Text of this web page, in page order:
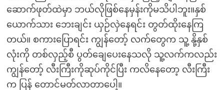
ဆောက်ဖုတ်ထဲမှာ ဘယ်လိုဖြစ်နေမှန်းကိုမသိပါဘူး။နှစ်
ယောက်သား ဘေးချင်း ယှဉ်လှဲနေရင်း တွတ်ထိုးနေကြ
တယ်။ စကားပြောရင်း ကျွန်တော့် လက်တွေက သူ့ နို့နှစ်
လုံးကို တစ်လှည့်စီ ပွတ်ချေပေးနေသလို သူ့လက်ကလည်း
ကျွန်တော့် လီးကြီးကိုဆုပ်ကိုင်ပြီး ကလိနေတော့ လီးကြီး
က ပြန် တောင်မတ်လာတာပေါ့။